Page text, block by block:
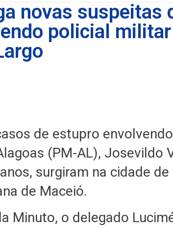
novas suspeitas
policial
de estupro
(PM-AL), Josevildo
surgiram na cidade de
de Maceió.
Minuto, o delegado